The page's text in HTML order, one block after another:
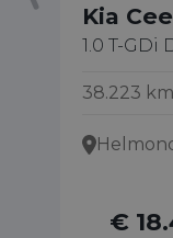
Kia
1.0 T-GDi
38.223 km
€